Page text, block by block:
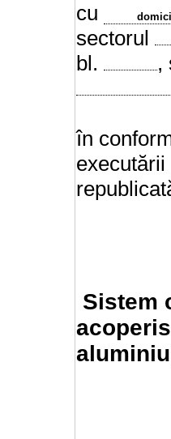
cu
sectorul
bl.
,
în
Sistem